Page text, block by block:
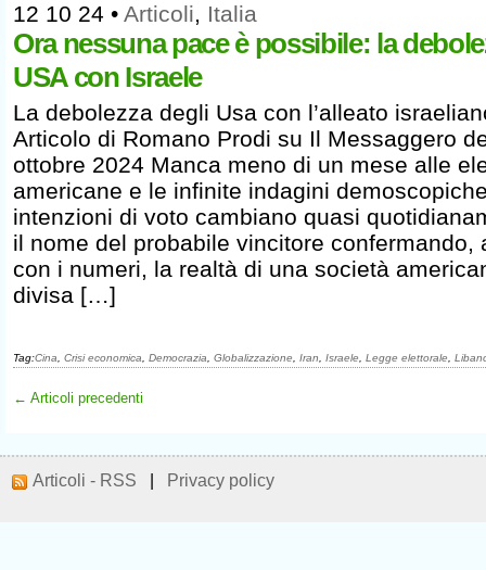
12 10 24 • Articoli, Italia
Ora nessuna pace è possibile: la
USA con Israele
La debolezza degli Usa con l’alleato
Articolo di Romano Prodi su Il Messaggero
ottobre 2024 Manca meno di un mese alle
americane e le infinite indagini
intenzioni di voto cambiano quasi
il nome del probabile vincitore confermando,
con i numeri, la realtà di una società
divisa […]
Tag:Cina Crisi economica Democrazia Globalizzazione Iran Israele Legge elettorale
← Articoli precedenti
Articoli - RSS Privacy policy